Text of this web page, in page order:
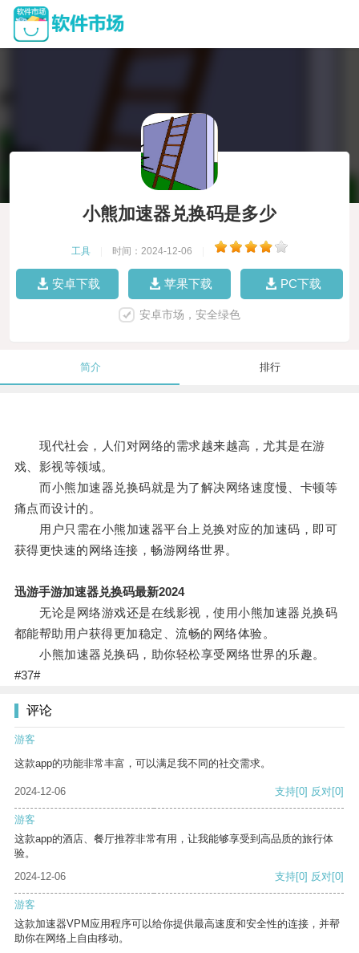
小熊加速器兑换码是多少
工具 时间：2024-12-06
安卓下载 苹果下载 PC下载
安卓市场，安全绿色
简介 排行
现代社会，人们对网络的需求越来越高，尤其是在游
戏、影视等领域。
而小熊加速器兑换码就是为了解决网络速度慢、卡顿等
痛点而设计的。
用户只需在小熊加速器平台上兑换对应的加速码，即可
获得更快速的网络连接，畅游网络世界。
迅游手游加速器兑换码最新2024
无论是网络游戏还是在线影视，使用小熊加速器兑换码
都能帮助用户获得更加稳定、流畅的网络体验。
小熊加速器兑换码，助你轻松享受网络世界的乐趣。
#37#
评论
游客
这款app的功能非常丰富，可以满足我不同的社交需求。
2024-12-06 支持[0] 反对[0]
游客
这款app的酒店、餐厅推荐非常有用，让我能够享受到高品质的旅行体
验。
2024-12-06
支持[0] 反对[0]
游客
这款加速器VPM应用程序可以给你提供最高速度和安全性的连接，并帮
助你在网络上自由移动。